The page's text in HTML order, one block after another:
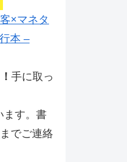
×マネタ
本 –
手に取っ
ます。書
までご連絡